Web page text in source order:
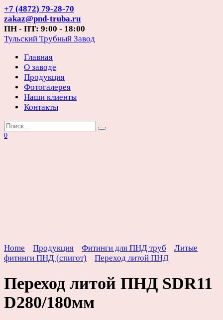
Перейти
к
содержанию
+7 (4872) 79-28-70
zakaz@pnd-truba.ru
ПН - ПТ: 9:00 - 18:00
Тульский Трубный Завод
Главная
О заводе
Продукция
Фотогалерея
Наши клиенты
Контакты
Search
for:
0
Home Продукция Фитинги для ПНД труб
Литые
фитинги ПНД (спигот)
Переход литой ПНД
Переход литой ПНД SDR11
D280/180мм